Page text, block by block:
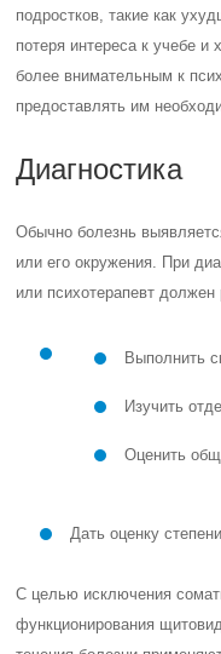
подростков, такие как
потеря интереса к учебе
более внимательным к
предоставлять им
Диагностика
Обычно болезнь
или его окружения. При
или психотерапевт
Выполнить
Изучить
Оценить
Дать оценку
С целью исключения
функционирования